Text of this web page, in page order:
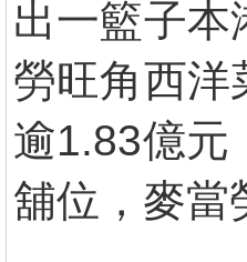
出一籃子本
勞旺角西洋
逾1.83億元
舖位，麥當